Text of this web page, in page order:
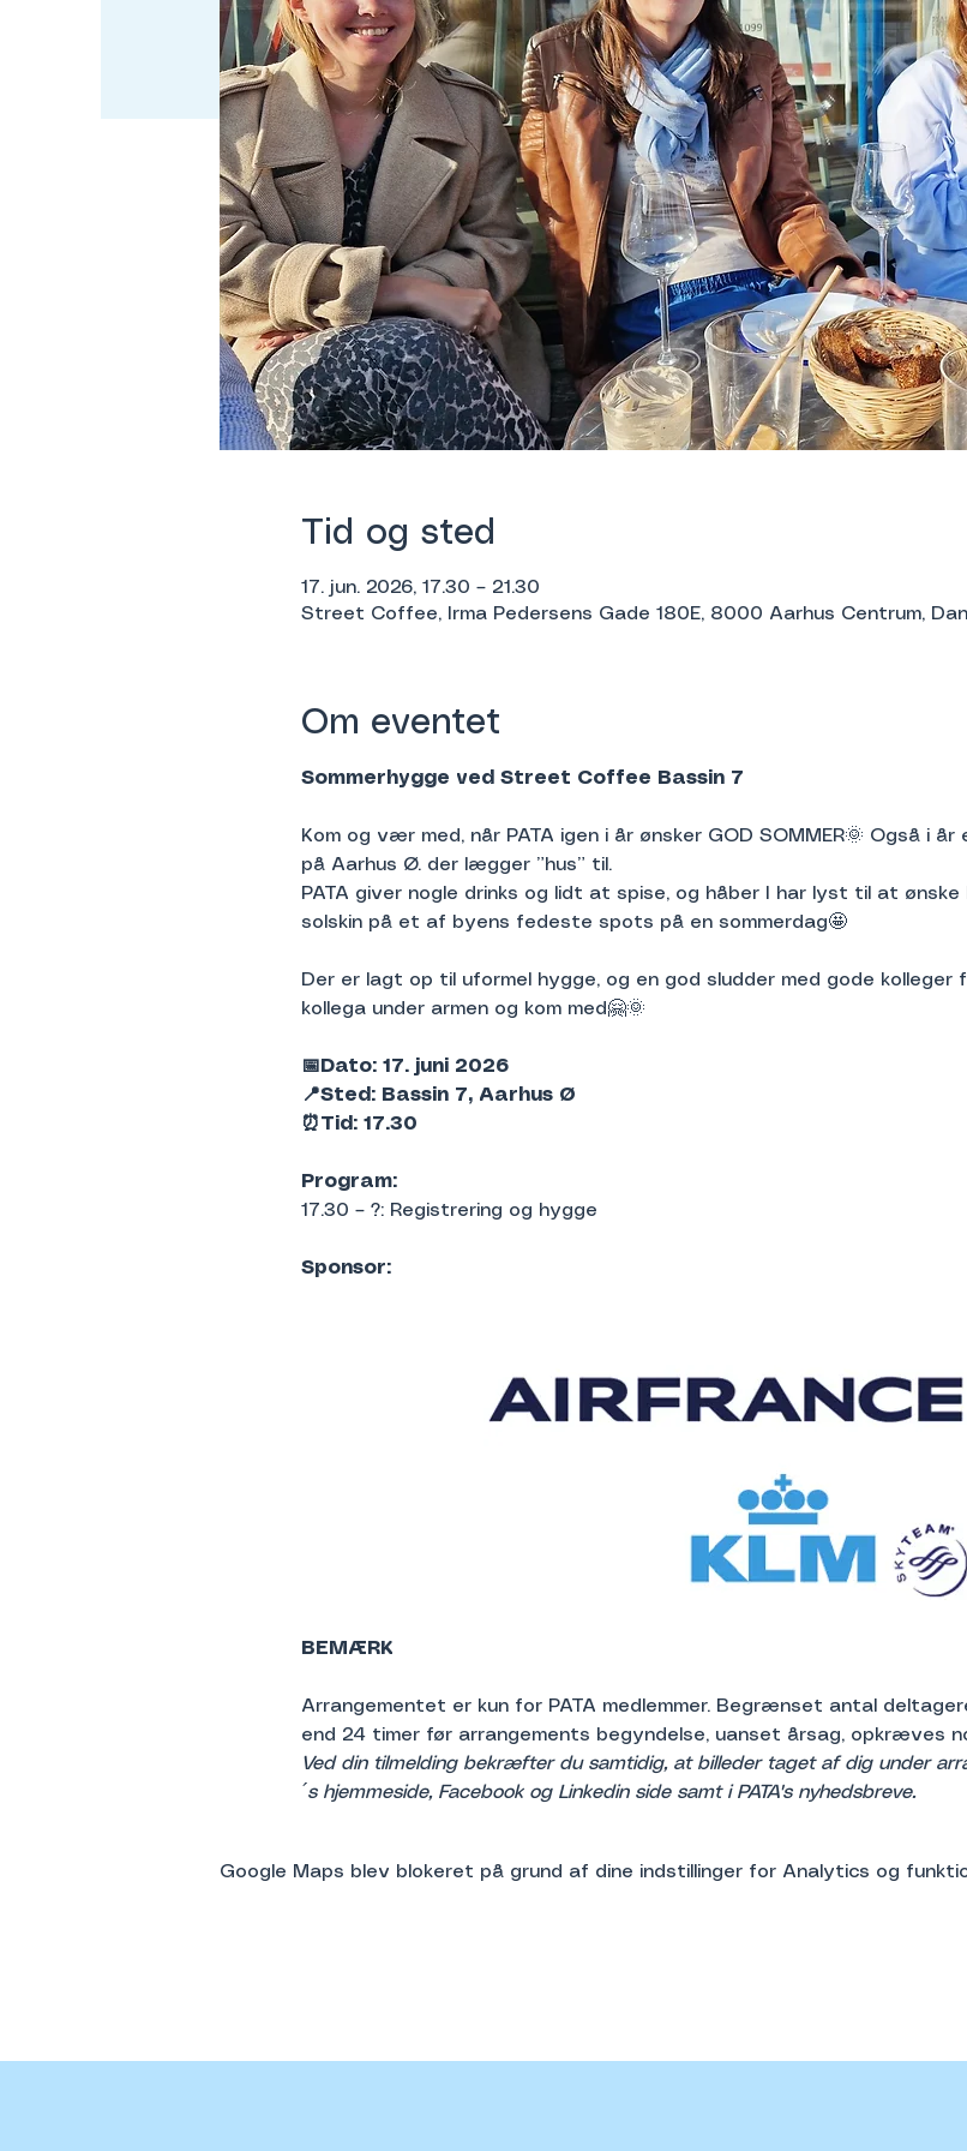
Tid og sted
17. jun. 2026, 17.30 – 21.30
Street Coffee, Irma Pedersens Gade 180E, 8000 Aarhus Centrum,
Om eventet
Sommerhygge ved Street Coffee Bassin 7
Kom og vær med, når PATA igen i år ønsker GOD SOMMER🌞 Også i
på Aarhus Ø. der lægger ”hus” til.
PATA giver nogle drinks og lidt at spise, og håber I har lyst til at ønske
solskin på et af byens fedeste spots på en sommerdag🤩
Der er lagt op til uformel hygge, og en god sludder med gode kolleger
kollega under armen og kom med🤗🌞
📅Dato: 17. juni 2026
📍Sted: Bassin 7, Aarhus Ø
⏰Tid: 17.30
Program:
17.30 – ?: Registrering og hygge
Sponsor:
BEMÆRK
Arrangementet er kun for PATA medlemmer. Begrænset antal
end 24 timer før arrangements begyndelse, uanset årsag, opkræves
Ved din tilmelding bekræfter du samtidig, at billeder taget af dig under
´s hjemmeside, Facebook og Linkedin side samt i PATA's nyhedsbreve.
Google Maps blev blokeret på grund af dine indstillinger for Analytics og